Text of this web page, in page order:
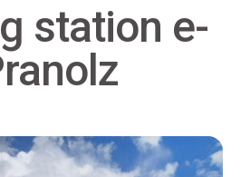
station e-